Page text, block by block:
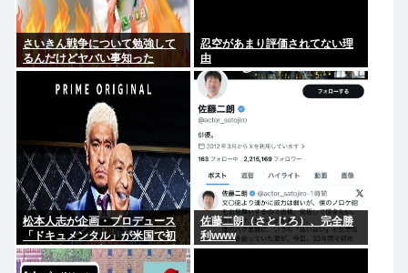
さいきん戦争について勉強して
るんだけどヤバい事知った
忍空があまり評価されてない理
由
松本人志が企画・プロデュース
「ドキュメンタル」が米国で初
制作決定 シンプルな設定に国境
超えた支持
佐藤二朗（さとじろ）、完全勝
利www